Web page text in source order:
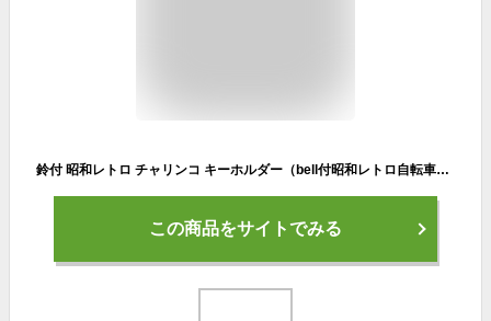
鈴付 昭和レトロ チャリンコ キーホルダー（bell付昭和レトロ自転車KEY HOLDER）BLUE/RED サイクルショップ自転車店電動自転車オフロードバイクカスタム痛チャリサイクリングロードレーサーマウンテンバイクカギ鍵キーリングアクセサリー
この商品をサイトでみる